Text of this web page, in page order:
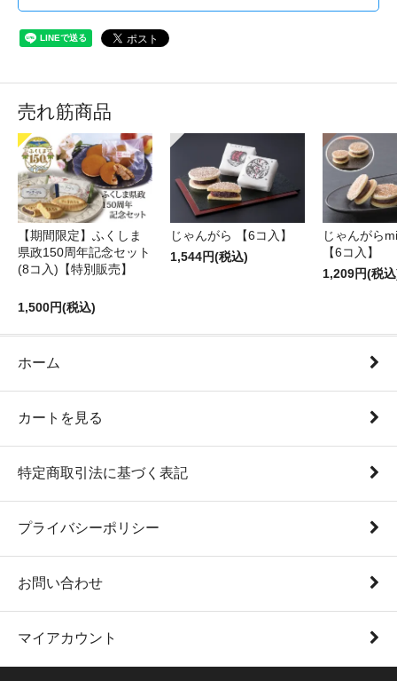
売れ筋商品
【期間限定】ふくしま
県政150周年記念セット
(8コ入)【特別販売】
1,500円(税込)
じゃんがら 【6コ入】
1,544円(税込)
じゃんがら
【6コ入】
1,209円(税
ホーム
カートを見る
特定商取引法に基づく表記
プライバシーポリシー
お問い合わせ
マイアカウント